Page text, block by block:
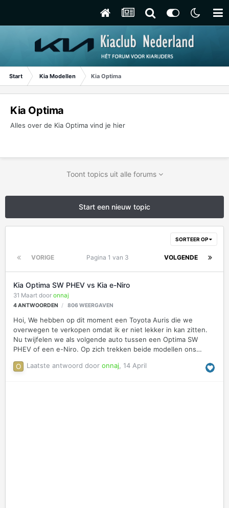
Start Kia Modellen Kia Optima
Kia Optima
Alles over de Kia Optima vind je hier
Toont topics uit alle forums
Start een nieuw topic
SORTEER OP
VORIGE VOLGENDE
Pagina 1 van 3
Kia Optima SW PHEV vs Kia e-Niro
31 Maart door onnaj
4ANTWOORDEN 806WEERGAVEN
Hoi, We hebben op dit moment een Toyota Auris die we
overwegen te verkopen omdat ik er niet lekker in kan zitten.
Nu twijfelen we als volgende auto tussen een Optima SW
PHEV of een e-Niro. Op zich trekken beide modellen ons
maar zo'n 7500km per jaar dus de brandstof zijn de kosten
Laatste antwoord door onnaj 14 April